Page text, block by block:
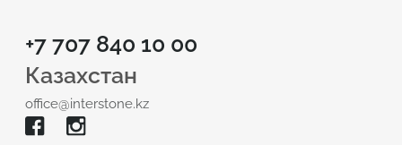
+7 707 840 10 00
Казахстан
office@interstone.kz